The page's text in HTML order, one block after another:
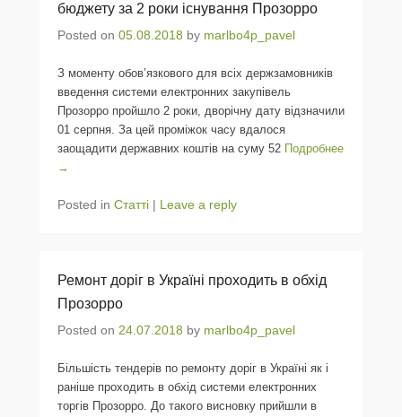
бюджету за 2 роки існування Прозорро
Posted on 05.08.2018 by marlbo4p_pavel
З моменту обов’язкового для всіх держзамовників
введення системи електронних закупівель
Прозорро пройшло 2 роки, дворічну дату відзначили
01 серпня. За цей проміжок часу вдалося
заощадити державних коштів на суму 52 Подробнее
→
Posted in Статті | Leave a reply
Ремонт доріг в Україні проходить в обхід
Прозорро
Posted on 24.07.2018 by marlbo4p_pavel
Більшість тендерів по ремонту доріг в Україні як і
раніше проходить в обхід системи електронних
торгів Прозорро. До такого висновку прийшли в